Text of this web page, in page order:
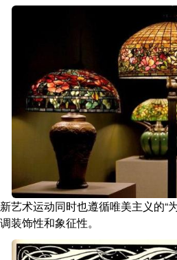
新艺术运动同时也遵循唯美主义的“
调装饰性和象征性。